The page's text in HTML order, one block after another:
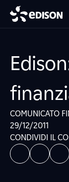
COMUNICATO
29/12/2011
CONDIVIDI IL